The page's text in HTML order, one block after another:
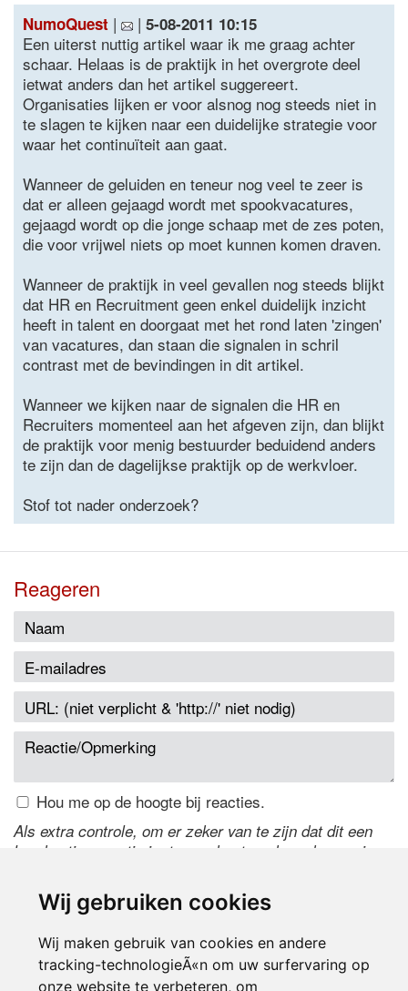
Wij gebruiken cookies
Wij maken gebruik van cookies en andere
tracking-technologieÃ«n om uw surfervaring op
onze website te verbeteren, om
NumoQuest | | 5-08-2011 10:15
Een uiterst nuttig artikel waar ik me graag achter
schaar. Helaas is de praktijk in het overgrote deel
ietwat anders dan het artikel suggereert.
Organisaties lijken er voor alsnog nog steeds niet in
te slagen te kijken naar een duidelijke strategie voor
waar het continuïteit aan gaat.
Wanneer de geluiden en teneur nog veel te zeer is
dat er alleen gejaagd wordt met spookvacatures,
gejaagd wordt op die jonge schaap met de zes poten,
die voor vrijwel niets op moet kunnen komen draven.
Wanneer de praktijk in veel gevallen nog steeds blijkt
dat HR en Recruitment geen enkel duidelijk inzicht
heeft in talent en doorgaat met het rond laten 'zingen'
van vacatures, dan staan die signalen in schril
contrast met de bevindingen in dit artikel.
Wanneer we kijken naar de signalen die HR en
Recruiters momenteel aan het afgeven zijn, dan blijkt
de praktijk voor menig bestuurder beduidend anders
te zijn dan de dagelijkse praktijk op de werkvloer.
Stof tot nader onderzoek?
Reageren
Hou me op de hoogte bij reacties.
Als extra controle, om er zeker van te zijn dat dit een
handmatige reactie is, typ onderstaande code over in
de code te wijzigen.